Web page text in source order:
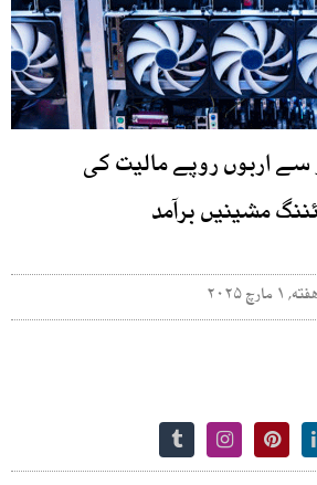
سے اربوں روپے مالیت کی
مشینیں برآمد
هفته, ۱ مارچ ۲۰۲۵